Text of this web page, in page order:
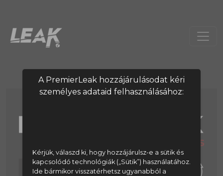
A PremierLeak hozzájárulásodat kéri
személyes adataid felhasználásához:
Kérjük, válaszd ki, hogy hozzájárulsz-e a sütik és
kapcsolódó technológiák („Sütik”) használatához.
Ide bármikor visszatérhetsz ugyanabból a